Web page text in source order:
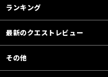
ランキング
最新のクエストレビュー
その他